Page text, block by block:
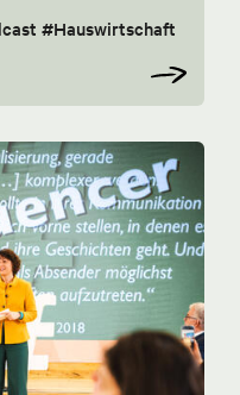
#Hauswirtschaft